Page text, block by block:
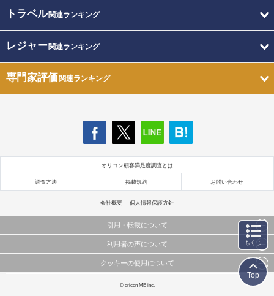
トラベル関連ランキング
レジャー関連ランキング
専門家評価関連ランキング
オリコン顧客満足度調査とは
調査方法 掲載規約 お問い合わせ
会社概要 個人情報保護方針
引用・転載について
当サイトで公開されている情報（文字、写真、イラスト、画像データ等）及びこれらの配置・
これらの情報を権利者の許可なく無断転載・複製などの二次利用を行うことは固く禁じており
利用者の声について
当サイトに掲載している内容はすべてサービスの利用者が提出された見解・感想です。
弊社の見解・ 意見ではないことをご理解いただいた上でご覧ください。
クッキーの使用について
このサイトでは Cookie を使用して、ユーザーに合わせたコンテンツや広告の表示、ソーシャル
© oricon ME inc.
もくじ
Top